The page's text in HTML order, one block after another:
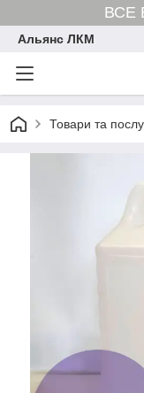
ВСЕ
Альянс ЛКМ
Товари та